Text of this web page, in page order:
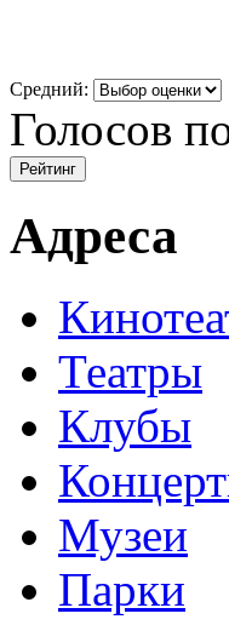
Средний:
Голосов
Адреса
Театры
Клубы
Музеи
Парки